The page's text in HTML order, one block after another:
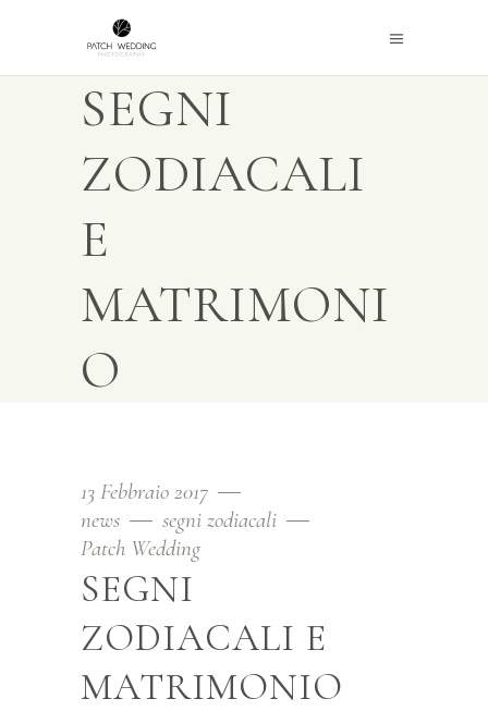
SEGNI
ZODIACALI
E
MATRIMONI
O
13 Febbraio 2017
news
segni zodiacali
Patch Wedding
SEGNI
ZODIACALI E
MATRIMONIO